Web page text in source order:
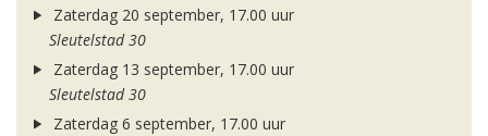
Zaterdag 20 september, 17.00 uur
Sleutelstad 30
Zaterdag 13 september, 17.00 uur
Sleutelstad 30
Zaterdag 6 september, 17.00 uur